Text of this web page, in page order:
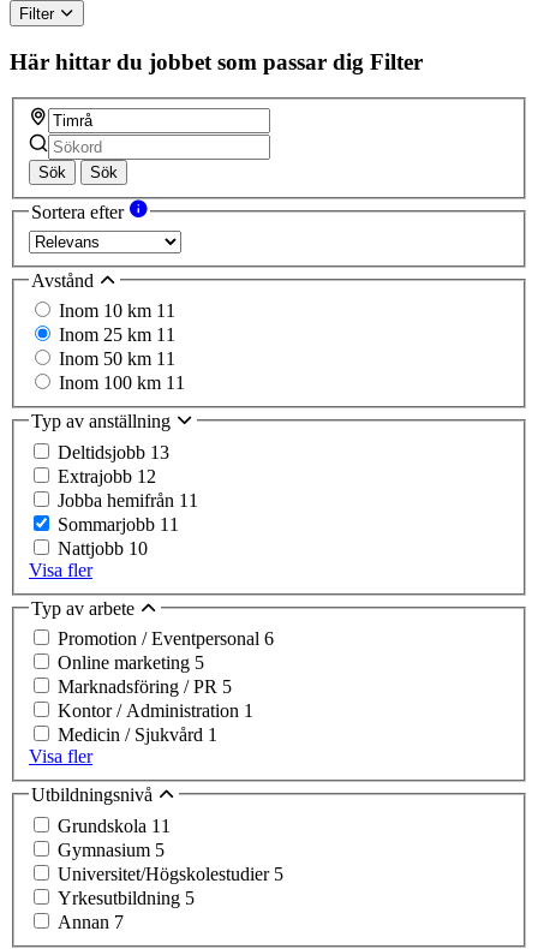
Filter
Här hittar du jobbet som passar dig Filter
Sök Sök
Sortera efter
Avstånd
Inom 10 km 11
Inom 25 km 11
Inom 50 km 11
Inom 100 km 11
Typ av anställning
Deltidsjobb 13
Extrajobb 12
Jobba hemifrån 11
Sommarjobb 11
Nattjobb 10
Visa fler
Typ av arbete
Promotion / Eventpersonal 6
Online marketing 5
Marknadsföring / PR 5
Kontor / Administration 1
Medicin / Sjukvård 1
Visa fler
Utbildningsnivå
Grundskola 11
Gymnasium 5
Universitet/Högskolestudier 5
Yrkesutbildning 5
Annan 7